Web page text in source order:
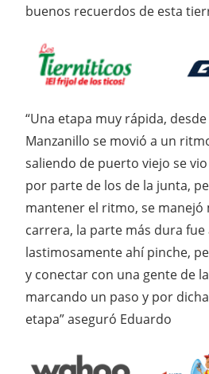
buenos recuerdos de esta
“Una etapa muy rápida,
Manzanillo se movió a un
saliendo de puerto viejo se
por parte de los de la junta,
mantener el ritmo, se
carrera, la parte más dura fue
lastimosamente ahí pinche,
y conectar con una gente de
marcando un paso y por
etapa” aseguró Eduardo